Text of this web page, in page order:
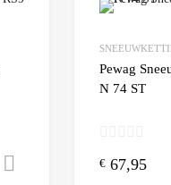
Add to Wishlist
Toevoegen aan
Pewag
N 74 ST
€ 67,95